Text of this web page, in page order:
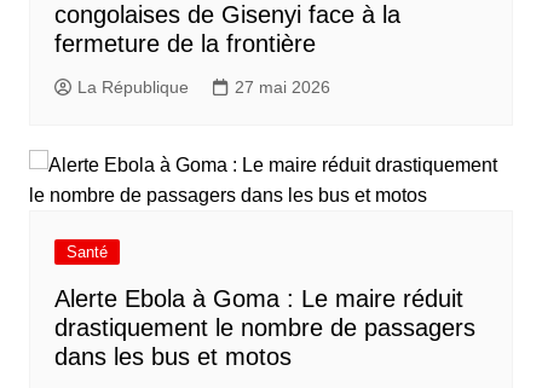
congolaises de Gisenyi face à la
fermeture de la frontière
La République 27 mai 2026
Santé
Alerte Ebola à Goma : Le maire réduit
drastiquement le nombre de passagers
dans les bus et motos